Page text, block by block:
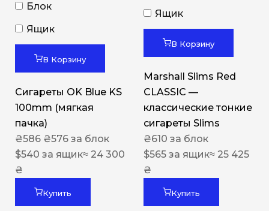
Блок
Ящик
В Корзину
Сигареты OK Blue KS
100mm (мягкая
пачка)
₴586 ₴576 за блок
$540 за ящик≈ 24 300
₴
Купить
Ящик
В Корзину
Marshall Slims Red
CLASSIC —
классические тонкие
сигареты Slims
₴610 за блок
$565 за ящик≈ 25 425
₴
Купить